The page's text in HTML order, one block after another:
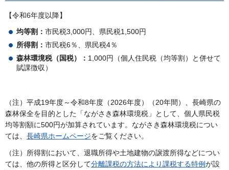
【令和6年度以降】
均等割： 市民税3,000円、県民税1,500円
所得割： 市民税6％、県民税4％
森林環境税（国税）： 1,000円（個人住民税（均等割）と併せて
賦課徴収）
（注）平成19年度～令和8年度（2026年度）（20年間）、長崎県の
森林保全を目的とした「ながさき森林環境税」として、個人県民税
均等割額に500円が加算されています。ながさき森林環境税につい
ては、 長崎県ホームページをご覧ください。
（注）所得割において、退職所得や土地建物の譲渡所得などについ
ては、他の所得と区分して分離課税の方法により課税する特例が設